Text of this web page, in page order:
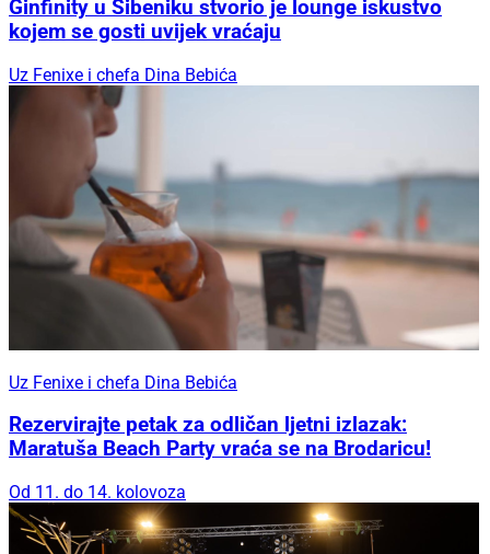
Ginfinity u Šibeniku stvorio je lounge iskustvo
kojem se gosti uvijek vraćaju
Uz Fenixe i chefa Dina Bebića
Uz Fenixe i chefa Dina Bebića
Rezervirajte petak za odličan ljetni izlazak:
Maratuša Beach Party vraća se na Brodaricu!
Od 11. do 14. kolovoza